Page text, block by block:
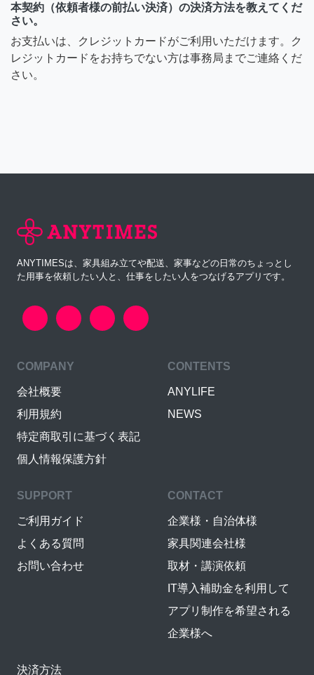
本契約（依頼者様の前払い決済）の決済方法を教えてくだ
さい。
お支払いは、クレジットカードがご利用いただけます。ク
レジットカードをお持ちでない方は事務局までご連絡くだ
さい。
ANYTIMESは、家具組み立てや配送、家事などの日常のちょっとし
た用事を依頼したい人と、仕事をしたい人をつなげるアプリです。
COMPANY
会社概要
利用規約
特定商取引に基づく表記
個人情報保護方針
CONTENTS
ANYLIFE
NEWS
SUPPORT
ご利用ガイド
よくある質問
お問い合わせ
CONTACT
企業様・自治体様
家具関連会社様
取材・講演依頼
IT導入補助金を利用して
アプリ制作を希望される
企業様へ
決済方法